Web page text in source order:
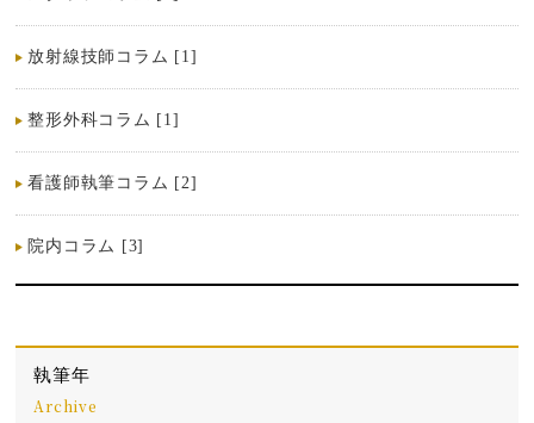
放射線技師コラム [1]
整形外科コラム [1]
看護師執筆コラム [2]
院内コラム [3]
執筆年
Archive